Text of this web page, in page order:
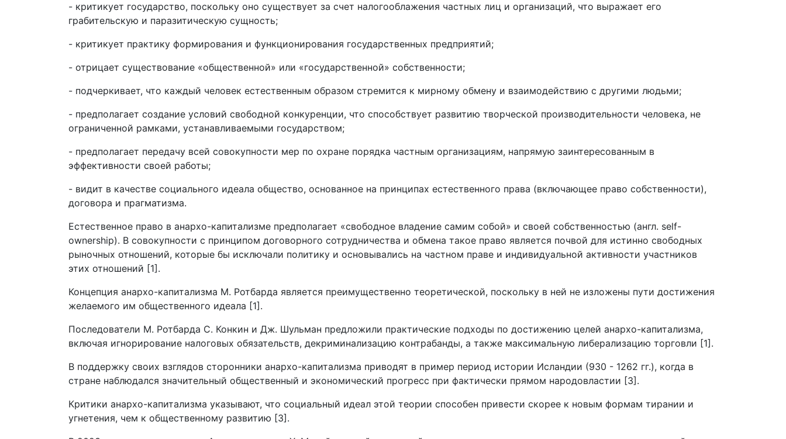
- критикует государство, поскольку оно существует за счет налогооблажения частных лиц и организаций, что выражает его
грабительскую и паразитическую сущность;
- критикует практику формирования и функционирования государственных предприятий;
- отрицает существование «общественной» или «государственной» собственности;
- подчеркивает, что каждый человек естественным образом стремится к мирному обмену и взаимодействию с другими людьми;
- предполагает создание условий свободной конкуренции, что способствует развитию творческой производительности человека, не
ограниченной рамками, устанавливаемыми государством;
- предполагает передачу всей совокупности мер по охране порядка частным организациям, напрямую заинтересованным в
эффективности своей работы;
- видит в качестве социального идеала общество, основанное на принципах естественного права (включающее право собственности),
договора и прагматизма.
Естественное право в анархо-капитализме предполагает «свободное владение самим собой» и своей собственностью (англ. self-
ownership). В совокупности с принципом договорного сотрудничества и обмена такое право является почвой для истинно свободных
рыночных отношений, которые бы исключали политику и основывались на частном праве и индивидуальной активности участников
этих отношений [1].
Концепция анархо-капитализма М. Ротбарда является преимущественно теоретической, поскольку в ней не изложены пути достижения
желаемого им общественного идеала [1].
Последователи М. Ротбарда С. Конкин и Дж. Шульман предложили практические подходы по достижению целей анархо-капитализма,
включая игнорирование налоговых обязательств, декриминализацию контрабанды, а также максимальную либерализацию торговли [1].
В поддержку своих взглядов сторонники анархо-капитализма приводят в пример период истории Исландии (930 - 1262 гг.), когда в
стране наблюдался значительный общественный и экономический прогресс при фактически прямом народовластии [3].
Критики анархо-капитализма указывают, что социальный идеал этой теории способен привести скорее к новым формам тирании и
угнетения, чем к общественному развитию [3].